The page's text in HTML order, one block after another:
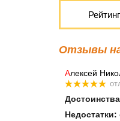
Отзывы
Алексей
Недостатки: